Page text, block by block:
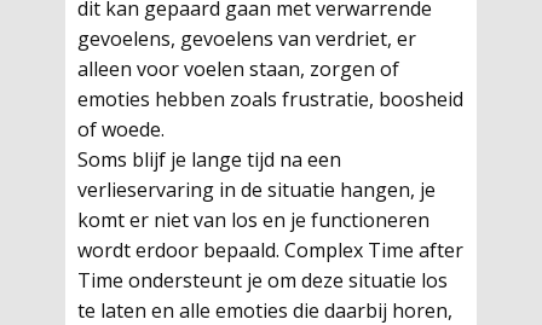
dit kan gepaard gaan met verwarrende
gevoelens, gevoelens van verdriet, er
alleen voor voelen staan, zorgen of
emoties hebben zoals frustratie, boosheid
of woede.
Soms blijf je lange tijd na een
verlieservaring in de situatie hangen, je
komt er niet van los en je functioneren
wordt erdoor bepaald. Complex Time after
Time ondersteunt je om deze situatie los
te laten en alle emoties die daarbij horen,